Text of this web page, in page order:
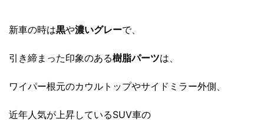
新車の時は黒や濃いグレーで、
引き締まった印象のある樹脂パーツは、
ワイパー根元のカウルトップやサイドミラー外側、
近年人気が上昇しているSUV車の